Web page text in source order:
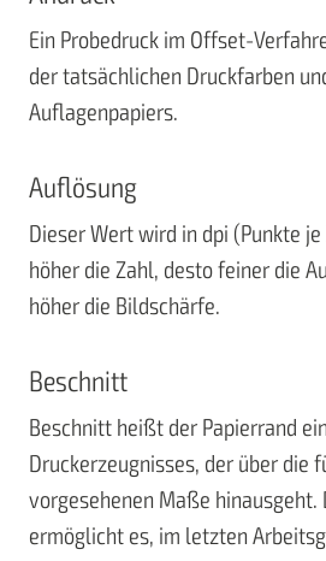
Ein Probedruck im Offset-
der tatsächlichen Druckfarben
Auflagenpapiers.
Auflösung
Dieser Wert wird in dpi (Punkte
höher die Zahl, desto feiner die
höher die Bildschärfe.
Beschnitt
Beschnitt heißt der Papierrand
Druckerzeugnisses, der über die
vorgesehenen Maße hinausgeht.
ermöglicht es, im letzten